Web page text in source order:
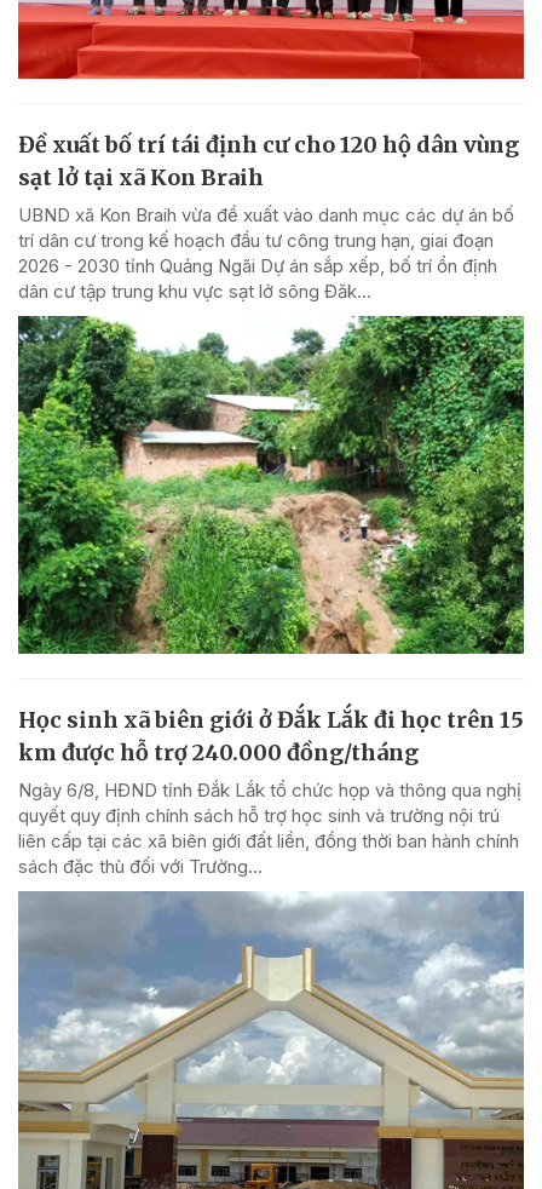
Đề xuất bố trí tái định cư cho 120 hộ dân vùng
sạt lở tại xã Kon Braih
UBND xã Kon Braih vừa đề xuất vào danh mục các dự án bố
trí dân cư trong kế hoạch đầu tư công trung hạn, giai đoạn
2026 - 2030 tỉnh Quảng Ngãi Dự án sắp xếp, bố trí ổn định
dân cư tập trung khu vực sạt lở sông Đăk...
Học sinh xã biên giới ở Đắk Lắk đi học trên 15
km được hỗ trợ 240.000 đồng/tháng
Ngày 6/8, HĐND tỉnh Đắk Lắk tổ chức họp và thông qua nghị
quyết quy định chính sách hỗ trợ học sinh và trường nội trú
liên cấp tại các xã biên giới đất liền, đồng thời ban hành chính
sách đặc thù đối với Trường...